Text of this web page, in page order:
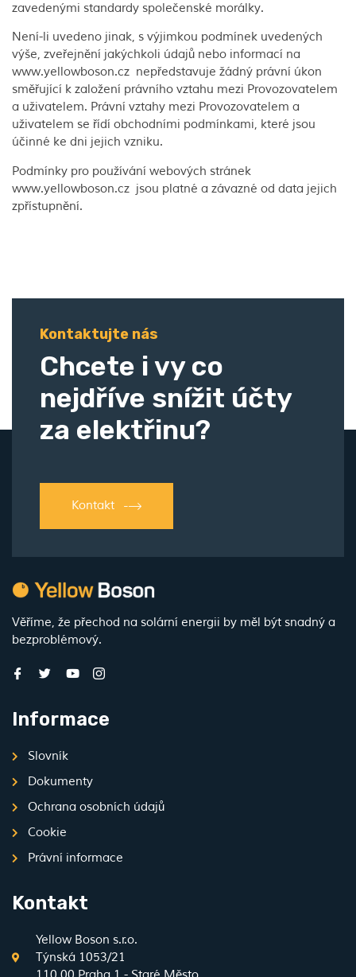
zavedenými standardy společenské morálky.
Není-li uvedeno jinak, s výjimkou podmínek uvedených
výše, zveřejnění jakýchkoli údajů nebo informací na
www.yellowboson.cz nepředstavuje žádný právní úkon
směřující k založení právního vztahu mezi Provozovatelem
a uživatelem. Právní vztahy mezi Provozovatelem a
uživatelem se řídí obchodními podmínkami, které jsou
účinné ke dni jejich vzniku.
Podmínky pro používání webových stránek
www.yellowboson.cz jsou platné a závazné od data jejich
zpřístupnění.
Kontaktujte nás
Chcete i vy co
nejdříve snížit účty
za elektřinu?
Kontakt
Věříme, že přechod na solární energii by měl být snadný a
bezproblémový.
Informace
Slovník
Dokumenty
Ochrana osobních údajů
Cookie
Právní informace
Kontakt
Yellow Boson s.r.o.
Týnská 1053/21